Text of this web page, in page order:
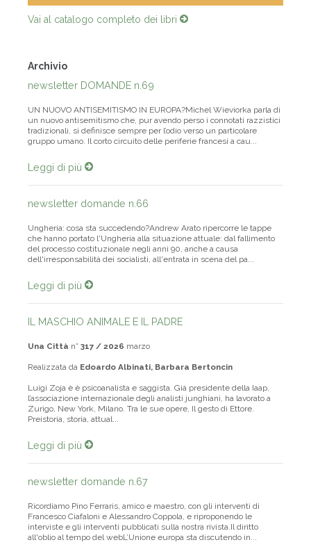
Vai al catalogo completo dei libri
Archivio
newsletter DOMANDE n.69
UN NUOVO ANTISEMITISMO IN EUROPA?Michel Wieviorka parla di
un nuovo antisemitismo che, pur avendo perso i connotati razzistici
tradizionali, si definisce sempre per l’odio verso un particolare
gruppo umano. Il corto circuito delle periferie francesi a cau...
Leggi di più
newsletter domande n.66
Ungheria: cosa sta succedendo?Andrew Arato ripercorre le tappe
che hanno portato l'Ungheria alla situazione attuale: dal fallimento
del processo costituzionale negli anni 90, anche a causa
dell'irresponsabilità dei socialisti, all'entrata in scena del pa...
Leggi di più
IL MASCHIO ANIMALE E IL PADRE
Una Città n° 317 / 2026 marzo
Realizzata da Edoardo Albinati, Barbara Bertoncin
Luigi Zoja è è psicoanalista e saggista. Già presidente della Iaap,
l’associazione internazionale degli analisti junghiani, ha lavorato a
Zurigo, New York, Milano. Tra le sue opere, Il gesto di Ettore.
Preistoria, storia, attual...
Leggi di più
newsletter domande n.67
Ricordiamo Pino Ferraris, amico e maestro, con gli interventi di
Francesco Ciafaloni e Alessandro Coppola, e riproponendo le
interviste e gli interventi pubblicati sulla nostra rivista.Il diritto
all'oblio al tempo del webL’Unione europa sta discutendo in...